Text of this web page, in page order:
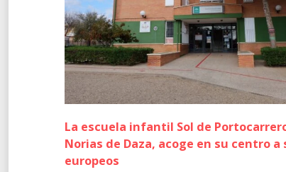
La escuela infantil Sol de
Norias de Daza, acoge en su centro a
europeos